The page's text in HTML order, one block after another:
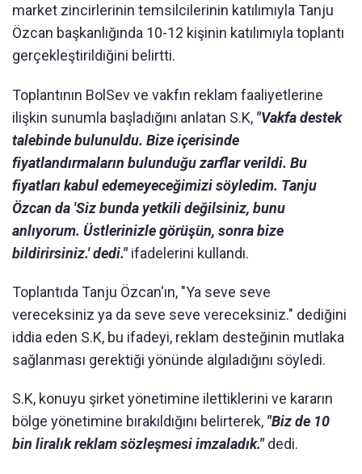
market zincirlerinin temsilcilerinin katılımıyla Tanju
Özcan başkanlığında 10-12 kişinin katılımıyla toplantı
gerçekleştirildiğini belirtti.
Toplantının BolSev ve vakfın reklam faaliyetlerine
ilişkin sunumla başladığını anlatan S.K, "Vakfa destek
talebinde bulunuldu. Bize içerisinde
fiyatlandırmaların bulunduğu zarflar verildi. Bu
fiyatları kabul edemeyeceğimizi söyledim. Tanju
Özcan da 'Siz bunda yetkili değilsiniz, bunu
anlıyorum. Üstlerinizle görüşün, sonra bize
bildirirsiniz.' dedi."ifadelerini kullandı.
Toplantıda Tanju Özcan'ın, "Ya seve seve
vereceksiniz ya da seve seve vereceksiniz." dediğini
iddia eden S.K, bu ifadeyi, reklam desteğinin mutlaka
sağlanması gerektiği yönünde algıladığını söyledi.
S.K, konuyu şirket yönetimine ilettiklerini ve kararın
bölge yönetimine bırakıldığını belirterek, "Biz de 10
bin liralık reklam sözleşmesi imzaladık."dedi.